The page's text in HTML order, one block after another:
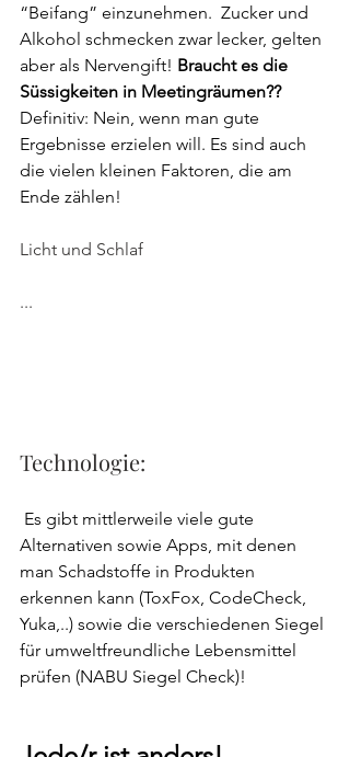
“Beifang” einzunehmen.  Zucker und
Alkohol schmecken zwar lecker, gelten
aber als Nervengift! Braucht es die
Süssigkeiten in Meetingräumen??
Definitiv: Nein, wenn man gute
Ergebnisse erzielen will. Es sind auch
die vielen kleinen Faktoren, die am
Ende zählen!
Licht und Schlaf
...
Technologie:
Es gibt mittlerweile viele gute
Alternativen sowie Apps, mit denen
man Schadstoffe in Produkten
erkennen kann (ToxFox, CodeCheck,
Yuka,..) sowie die verschiedenen Siegel
für umweltfreundliche Lebensmittel
prüfen (NABU Siegel Check)!